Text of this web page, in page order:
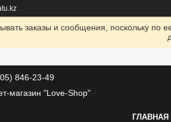
заказы и сообщения, поскольку по
846-23-49
магазин "Love-Shop"
ГЛАВНАЯ